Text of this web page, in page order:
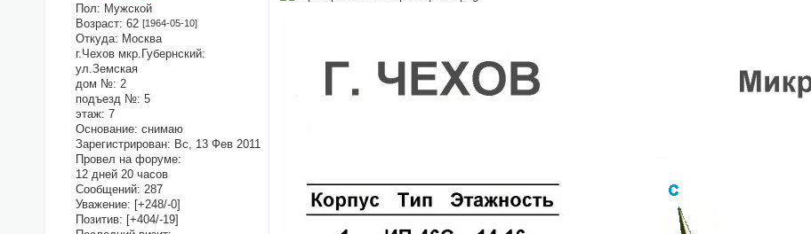
Пол: Мужской
Возраст: 62 [1964-05-10]
Откуда: Москва
г.Чехов мкр.Губернский:
ул.Земская
дом №: 2
подъезд №: 5
этаж: 7
Основание: снимаю
Зарегистрирован: Вс, 13 Фев 2011
Провел на форуме:
12 дней 20 часов
Сообщений: 287
Уважение: [+248/-0]
Позитив: [+404/-19]